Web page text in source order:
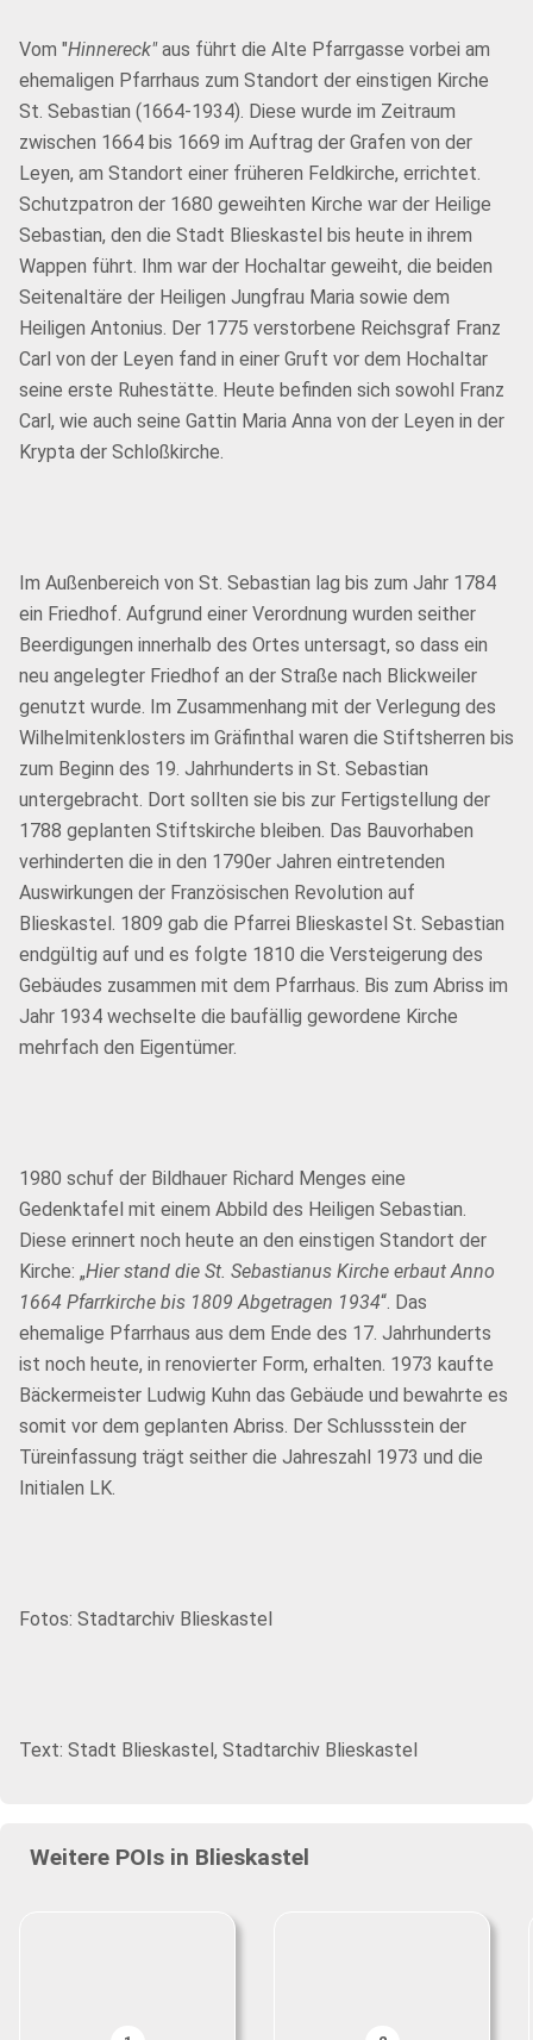
Vom "Hinnereck"aus führt die Alte Pfarrgasse vorbei am
ehemaligen Pfarrhaus zum Standort der einstigen Kirche
St. Sebastian (1664-1934). Diese wurde im Zeitraum
zwischen 1664 bis 1669 im Auftrag der Grafen von der
Leyen, am Standort einer früheren Feldkirche, errichtet.
Schutzpatron der 1680 geweihten Kirche war der Heilige
Sebastian, den die Stadt Blieskastel bis heute in ihrem
Wappen führt. Ihm war der Hochaltar geweiht, die beiden
Seitenaltäre der Heiligen Jungfrau Maria sowie dem
Heiligen Antonius. Der 1775 verstorbene Reichsgraf Franz
Carl von der Leyen fand in einer Gruft vor dem Hochaltar
seine erste Ruhestätte. Heute befinden sich sowohl Franz
Carl, wie auch seine Gattin Maria Anna von der Leyen in der
Krypta der Schloßkirche.
Im Außenbereich von St. Sebastian lag bis zum Jahr 1784
ein Friedhof. Aufgrund einer Verordnung wurden seither
Beerdigungen innerhalb des Ortes untersagt, so dass ein
neu angelegter Friedhof an der Straße nach Blickweiler
genutzt wurde. Im Zusammenhang mit der Verlegung des
Wilhelmitenklosters im Gräfinthal waren die Stiftsherren bis
zum Beginn des 19. Jahrhunderts in St. Sebastian
untergebracht. Dort sollten sie bis zur Fertigstellung der
1788 geplanten Stiftskirche bleiben. Das Bauvorhaben
verhinderten die in den 1790er Jahren eintretenden
Auswirkungen der Französischen Revolution auf
Blieskastel. 1809 gab die Pfarrei Blieskastel St. Sebastian
endgültig auf und es folgte 1810 die Versteigerung des
Gebäudes zusammen mit dem Pfarrhaus. Bis zum Abriss im
Jahr 1934 wechselte die baufällig gewordene Kirche
mehrfach den Eigentümer.
1980 schuf der Bildhauer Richard Menges eine
Gedenktafel mit einem Abbild des Heiligen Sebastian.
Diese erinnert noch heute an den einstigen Standort der
Kirche: „Hier stand die St. Sebastianus Kirche erbaut Anno
1664 Pfarrkirche bis 1809 Abgetragen 1934“. Das
ehemalige Pfarrhaus aus dem Ende des 17. Jahrhunderts
ist noch heute, in renovierter Form, erhalten. 1973 kaufte
Bäckermeister Ludwig Kuhn das Gebäude und bewahrte es
somit vor dem geplanten Abriss. Der Schlussstein der
Türeinfassung trägt seither die Jahreszahl 1973 und die
Initialen LK.
Fotos: Stadtarchiv Blieskastel
Text: Stadt Blieskastel, Stadtarchiv Blieskastel
Weitere POIs in Blieskastel